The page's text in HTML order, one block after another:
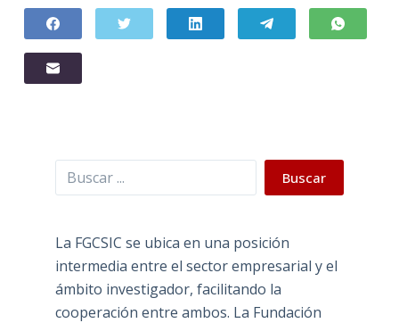
Buscar Buscar
La FGCSIC se ubica en una posición
intermedia entre el sector empresarial y el
ámbito investigador, facilitando la
cooperación entre ambos. La Fundación